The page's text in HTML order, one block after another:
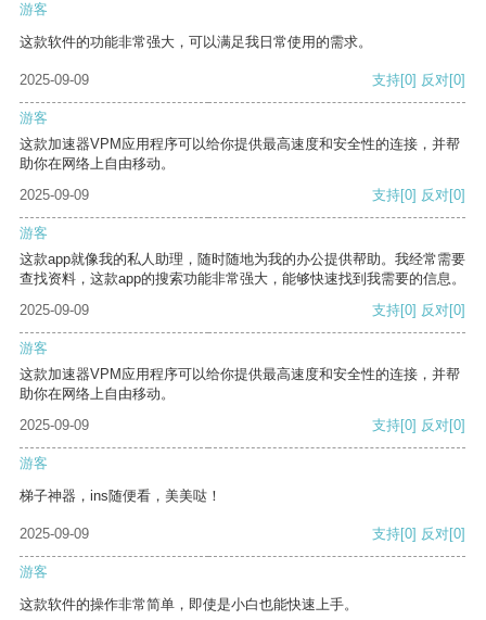
游客
这款软件的功能非常强大，可以满足我日常使用的需求。
2025-09-09 支持[0] 反对[0]
游客
这款加速器VPM应用程序可以给你提供最高速度和安全性的连接，并帮
助你在网络上自由移动。
2025-09-09
支持[0] 反对[0]
游客
这款app就像我的私人助理，随时随地为我的办公提供帮助。我经常需要
查找资料，这款app的搜索功能非常强大，能够快速找到我需要的信息。
2025-09-09
支持[0] 反对[0]
游客
这款加速器VPM应用程序可以给你提供最高速度和安全性的连接，并帮
助你在网络上自由移动。
2025-09-09
支持[0] 反对[0]
游客
梯子神器，ins随便看，美美哒！
2025-09-09 支持[0] 反对[0]
游客
这款软件的操作非常简单，即使是小白也能快速上手。